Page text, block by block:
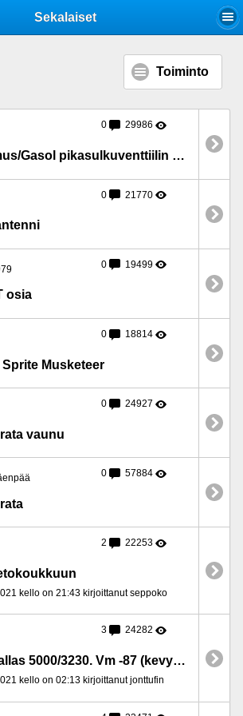
Sekalaiset
Toiminto
0 29986
Annetaan Primus/Gasol pikasulkuventtiilin varaosia
0 21770
0 19499
osia
0 18814
Sprite Musketeer
0 24927
vaunu
0 57884
2 22253
kello on 21:43 kirjoittanut seppoko
3 24282
ANNETAAN Pallas 5000/3230. Vm -87 (kevytperävaunu)
kello on 02:13 kirjoittanut jonttufin